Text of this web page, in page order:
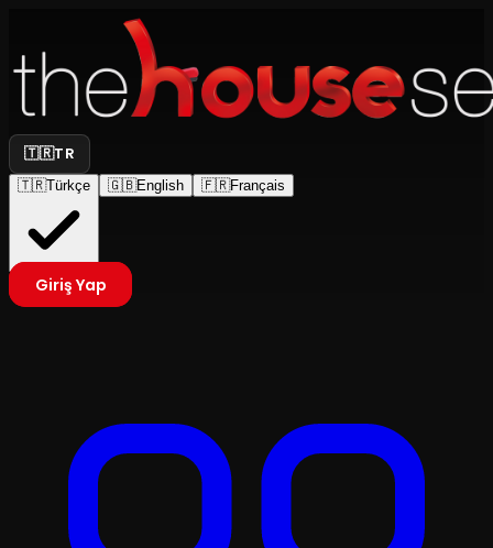
🇹🇷TR
🇹🇷Türkçe 🇬🇧English 🇫🇷Français
Giriş Yap